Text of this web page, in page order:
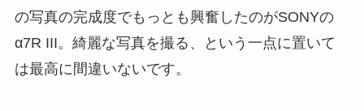
の写真の完成度でもっとも興奮したのがSONYの
α7R III。綺麗な写真を撮る、という一点に置いて
は最高に間違いないです。